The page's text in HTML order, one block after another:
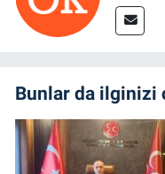
Bunlar da ilginizi